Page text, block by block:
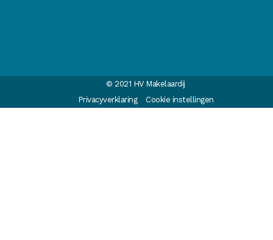
© 2021 HV Makelaardij
Privacyverklaring
Cookie instellingen